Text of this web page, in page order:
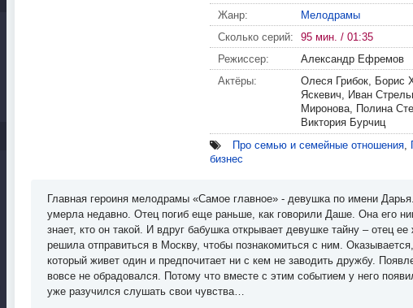
Жанр:
Мелодрамы
Сколько серий:
95 мин. / 01:35
Режиссер:
Александр Ефремов
Актёры:
Олеся Грибок, Борис
Яскевич, Иван
Миронова, Полина
Виктория Бурчиц
Про семью и семейные отношения,
бизнес
Главная героиня мелодрамы «Самое главное» - девушка по имени
умерла недавно. Отец погиб еще раньше, как говорили Даше. Она его
знает, кто он такой. И вдруг бабушка открывает девушке тайну – отец
решила отправиться в Москву, чтобы познакомиться с ним.
который живет один и предпочитает ни с кем не заводить дружбу.
вовсе не обрадовался. Потому что вместе с этим событием у него
уже разучился слушать свои чувства…